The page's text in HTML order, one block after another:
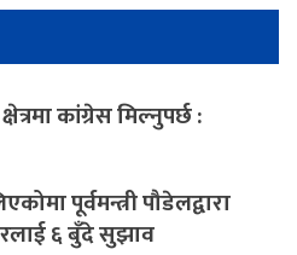
कांग्रेस मिल्नुपर्छ :
पूर्वमन्त्री पौडेलद्वारा
६ बुँदे सुझाव